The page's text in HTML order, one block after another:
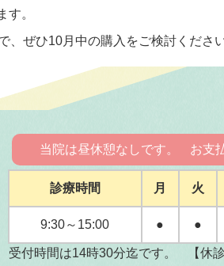
。
ぜひ10月中の購入をご検討ください
当院は昼休憩なしです。 お支
診療時間 月 火
9:30～15:00 ● ●
受付時間は14時30分迄です。 【休